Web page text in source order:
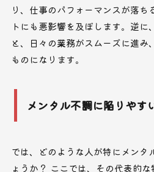
り、仕事のパフォーマンスが落ち
トにも悪影響を及ぼします。逆に
と、日々の業務がスムーズに進み
ものになります。
メンタル不調に陥りやす
では、どのような人が特にメンタ
ょうか？ ここでは、その代表的な